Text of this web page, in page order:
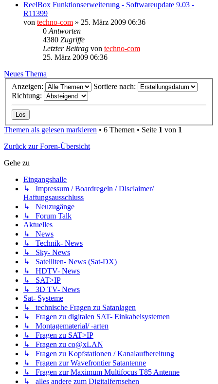
ReelBox Funktionserweiterung - Softwareupdate 9.03 -
R11399
von techno-com » 25. März 2009 06:36
0 Antworten
4380 Zugriffe
Letzter Beitrag von techno-com
25. März 2009 06:36
Neues Thema
Anzeigen:
Sortiere nach:
Richtung:
Themen als gelesen markieren • 6 Themen • Seite 1 von 1
Zurück zur Foren-Übersicht
Gehe zu
Eingangshalle
↳ Impressum / Boardregeln / Disclaimer/
Haftungsausschluss
↳ Neuzugänge
↳ Forum Talk
Aktuelles
↳ News
↳ Technik- News
↳ Sky- News
↳ Satelliten- News (Sat-DX)
↳ HDTV- News
↳ SAT>IP
↳ 3D TV- News
Sat- Systeme
↳ technische Fragen zu Satanlagen
↳ Fragen zu digitalen SAT- Einkabelsystemen
↳ Montagematerial/ -arten
↳ Fragen zu SAT>IP
↳ Fragen zu co@xLAN
↳ Fragen zu Kopfstationen / Kanalaufbereitung
↳ Fragen zur Wavefrontier Satantenne
↳ Fragen zur Maximum Multifocus T85 Antenne
↳ alles andere zum Digitalfernsehen